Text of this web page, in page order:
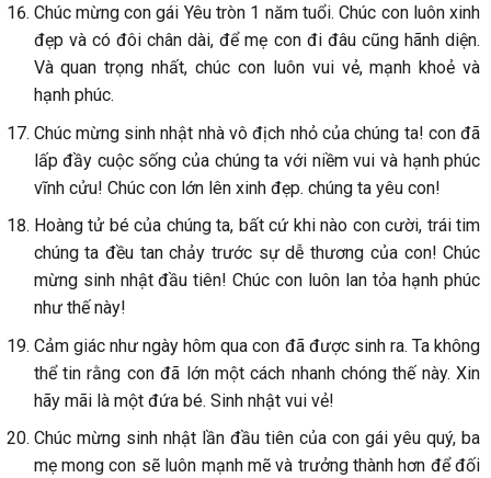
Chúc mừng con gái Yêu tròn 1 năm tuổi. Chúc con luôn xinh
đẹp và có đôi chân dài, để mẹ con đi đâu cũng hãnh diện.
Và quan trọng nhất, chúc con luôn vui vẻ, mạnh khoẻ và
hạnh phúc.
Chúc mừng sinh nhật nhà vô địch nhỏ của chúng ta! con đã
lấp đầy cuộc sống của chúng ta với niềm vui và hạnh phúc
vĩnh cửu! Chúc con lớn lên xinh đẹp. chúng ta yêu con!
Hoàng tử bé của chúng ta, bất cứ khi nào con cười, trái tim
chúng ta đều tan chảy trước sự dễ thương của con! Chúc
mừng sinh nhật đầu tiên! Chúc con luôn lan tỏa hạnh phúc
như thế này!
Cảm giác như ngày hôm qua con đã được sinh ra. Ta không
thể tin rằng con đã lớn một cách nhanh chóng thế này. Xin
hãy mãi là một đứa bé. Sinh nhật vui vẻ!
Chúc mừng sinh nhật lần đầu tiên của con gái yêu quý, ba
mẹ mong con sẽ luôn mạnh mẽ và trưởng thành hơn để đối